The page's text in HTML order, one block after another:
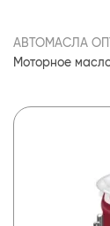
АВТОМАСЛА
Моторное масло